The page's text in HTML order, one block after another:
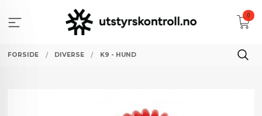
innholdet
0
FORSIDE DIVERSE K9 - HUND